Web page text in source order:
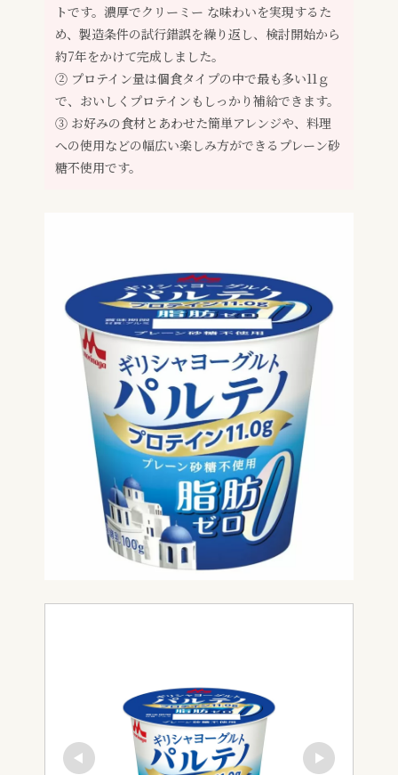
トです。濃厚でクリーミー な味わいを実現するた
め、製造条件の試行錯誤を繰り返し、検討開始から
約7年をかけて完成しました。
② プロテイン量は個食タイプの中で最も多い11ｇ
で、おいしくプロテインもしっかり補給できます。
③ お好みの食材とあわせた簡単アレンジや、料理
への使用などの幅広い楽しみ方ができるプレーン砂
糖不使用です。